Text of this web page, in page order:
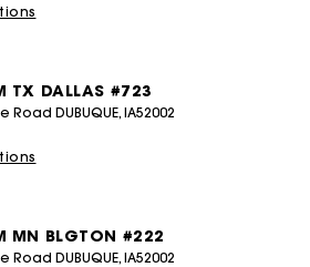
TX DALLAS #723
DUBUQUE, IA52002
MN BLGTON #222
DUBUQUE, IA52002